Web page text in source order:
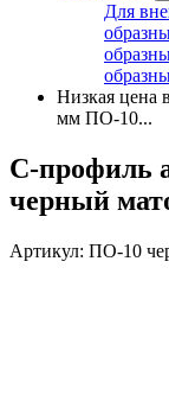
Для
Низкая цена
мм ПО-10...
С-профиль
черный
Артикул: ПО-10